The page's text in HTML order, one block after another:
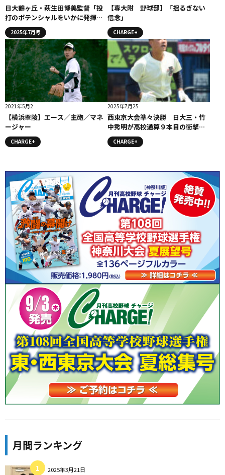
日大鶴ヶ丘・萩生田博美監督「投
打のポテンシャルをいかに発揮す
るか」
2025年7月号
【専大附 野球部】「揺るぎない
信念」
CHARGE+
2021年5月2
【横浜翠陵】エース／主砲／マネ
ージャー
CHARGE+
2025年7月25
西東京大会準々決勝 日大三・竹
中秀明が高校通算９本目の衝撃ア
ーチ。健大高崎・佐藤龍月とは中
学時代のチームメイト
CHARGE+
月間ランキング
2025年3月21日